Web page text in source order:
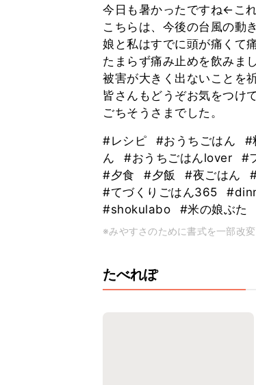
今日も暑かったですね←これ
こちらは、今後の台風の動
娘と私はすでに頭が痛くて痛
たまらず痛み止めを飲みま
被害が大きく出ないことを
皆さんもどうぞお気をつけ
ごちそうさまでした。
#レシピ #おうちごはん #
ん
#おうちごはんlover #
#夕食
#夕飯 #夜ごはん
#てづくりごはん365
#shokulabo
#米の娘ぶた
※みやすさのために書式を一部改変
たべれぽ